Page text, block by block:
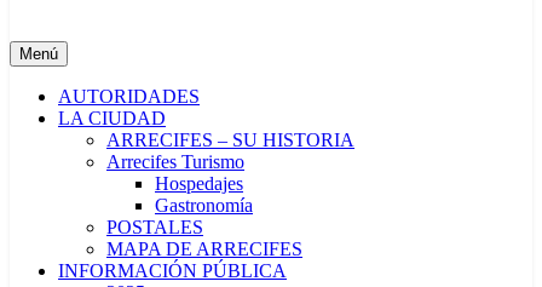
Menú
AUTORIDADES
LA CIUDAD
ARRECIFES – SU HISTORIA
Arrecifes Turismo
Hospedajes
Gastronomía
POSTALES
MAPA DE ARRECIFES
INFORMACIÓN PÚBLICA